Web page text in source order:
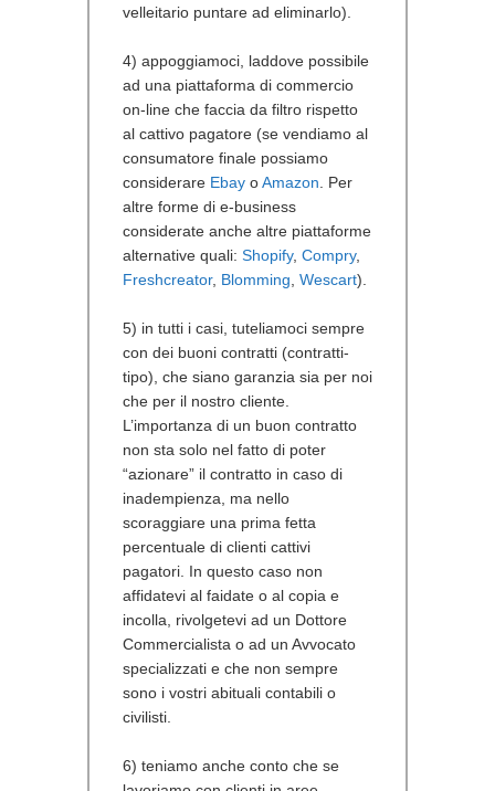
velleitario puntare ad eliminarlo).
4) appoggiamoci, laddove possibile
ad una piattaforma di commercio
on-line che faccia da filtro rispetto
al cattivo pagatore (se vendiamo al
consumatore finale possiamo
considerare Ebay oAmazon . Per
altre forme di e-business
considerate anche altre piattaforme
alternative quali: Shopify, Compry,
Freshcreator, Blomming Wescart).
5) in tutti i casi, tuteliamoci sempre
con dei buoni contratti (contratti-
tipo), che siano garanzia sia per noi
che per il nostro cliente.
L’importanza di un buon contratto
non sta solo nel fatto di poter
“azionare” il contratto in caso di
inadempienza, ma nello
scoraggiare una prima fetta
percentuale di clienti cattivi
pagatori. In questo caso non
affidatevi al faidate o al copia e
incolla, rivolgetevi ad un Dottore
Commercialista o ad un Avvocato
specializzati e che non sempre
sono i vostri abituali contabili o
civilisti.
6) teniamo anche conto che se